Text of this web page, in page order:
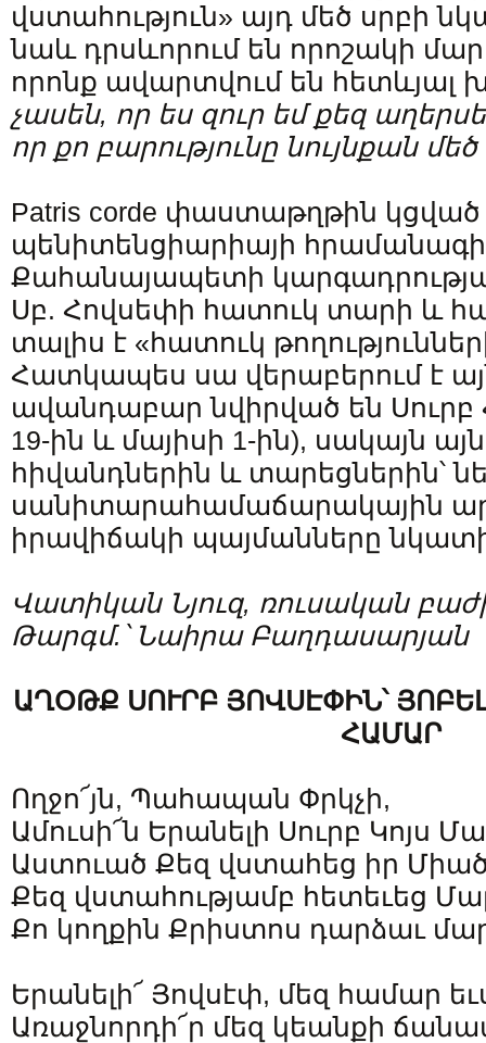
վստահություն» այդ մեծ սրբի
նաև դրսևորում են որոշակի
որոնք ավարտվում են հետևյալ
չասեն, որ ես զուր եմ քեզ
որ քո բարությունը նույնքան
Patris corde փաստաթղթին
պենիտենցիարիայի
Քահանայապետի
Սբ. Հովսեփի հատուկ տարի և
տալիս է «հատուկ
Հատկապես սա վերաբերում է
ավանդաբար նվիրված են
19-ին և մայիսի 1-ին), սակայն
հիվանդներին և տարեցներին՝
սանիտարահամաճարակային
իրավիճակի պայմանները նկատի
Վատիկան Նյուզ, ռուսական
Թարգմ.՝ Նաիրա Բաղդասարյան
ԱՂՕԹՔ ՍՈՒՐԲ ՅՈՎՍԷՓԻՆ՝
ՀԱՄԱՐ
Ողջո՜յն, Պահապան Փրկչի,
Ամուսի՜ն Երանելի Սուրբ Կոյս
Աստուած Քեզ վստահեց իր
Քեզ վստահությամբ հետեւեց
Քո կողքին Քրիստոս դարձաւ
Երանելի՜ Յովսէփ, մեզ համար
Առաջնորդի՜ր մեզ կեանքի